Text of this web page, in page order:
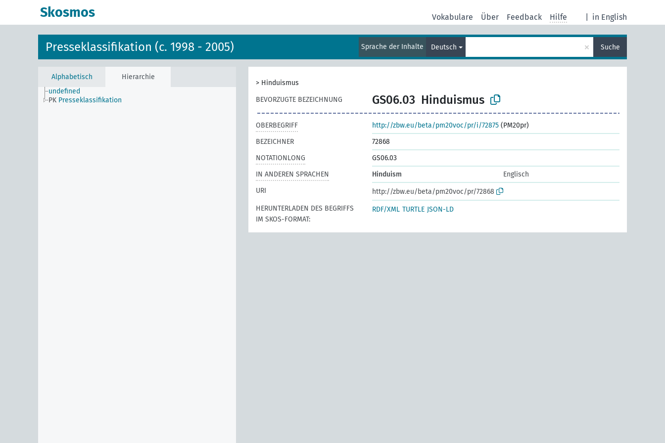
Skosmos in English
Vokabulare Über Feedback Hilfe
Presseklassifikation (c. 1998 - 2005) Sprache der Inhalte Deutsch × Suche
Alphabetisch
Hierarchie
undefined
PK Presseklassifikation
> Hinduismus
BEVORZUGTE BEZEICHNUNG
GS06.03 Hinduismus
OBERBEGRIFF http://zbw.eu/beta/pm20voc/pr/i/72875 (PM20pr)
BEZEICHNER
72868
NOTATIONLONG
GS06.03
IN ANDEREN SPRACHEN
Hinduism
Englisch
URI
http://zbw.eu/beta/pm20voc/pr/72868
HERUNTERLADEN DES BEGRIFFS
IM SKOS-FORMAT:
RDF/XML TURTLE JSON-LD